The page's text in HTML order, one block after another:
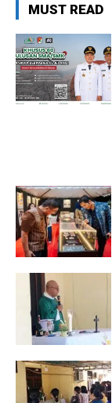
MUST READ